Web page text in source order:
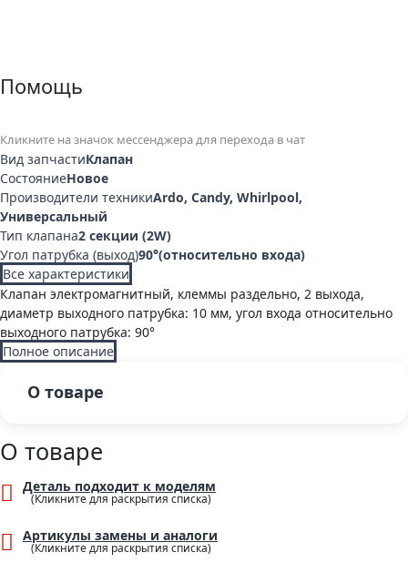
Помощь
Кликните на значок мессенджера для перехода в чат
Вид запчастиКлапан
СостояниеНовое
Производители техникиArdo, Candy, Whirlpool,
Универсальный
Тип клапана2 секции (2W)
Угол патрубка (выход)90°(относительно входа)
Все характеристики
Клапан электромагнитный, клеммы раздельно, 2 выхода,
диаметр выходного патрубка: 10 мм, угол входа относительно
выходного патрубка: 90°
Полное описание
О товаре
О товаре
Деталь подходит к моделям
Артикулы замены и аналоги